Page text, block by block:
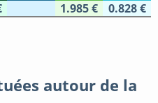
1.985 € 0.828 €
autour de la